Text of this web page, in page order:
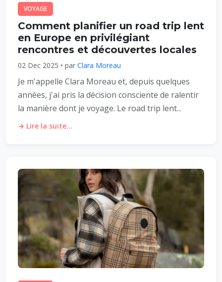
VOYAGE
Comment planifier un road trip lent
en Europe en privilégiant
rencontres et découvertes locales
02 Dec 2025 • par Clara Moreau
Je m'appelle Clara Moreau et, depuis quelques
années, j'ai pris la décision consciente de ralentir
la manière dont je voyage. Le road trip lent...
→ Lire la suite...